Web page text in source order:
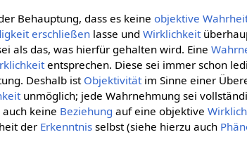
Behauptung, dass es keineobjektive
erschließen lasse undWirklichkeit
als das, was hierfür gehalten wird. Eine
entsprechen. Diese sei immer schon
Deshalb ist Objektivität im Sinne einer
unmöglich; jede Wahrnehmung sei
keine Beziehung auf eine objektive
der Erkenntnis selbst (siehe hierzu auch